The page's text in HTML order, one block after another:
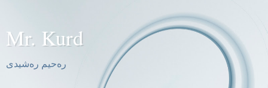
Mr. Kurd
ره‌حیم ره‌شیدی